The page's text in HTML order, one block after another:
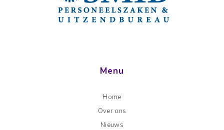
Menu
Home
Over ons
Nieuws